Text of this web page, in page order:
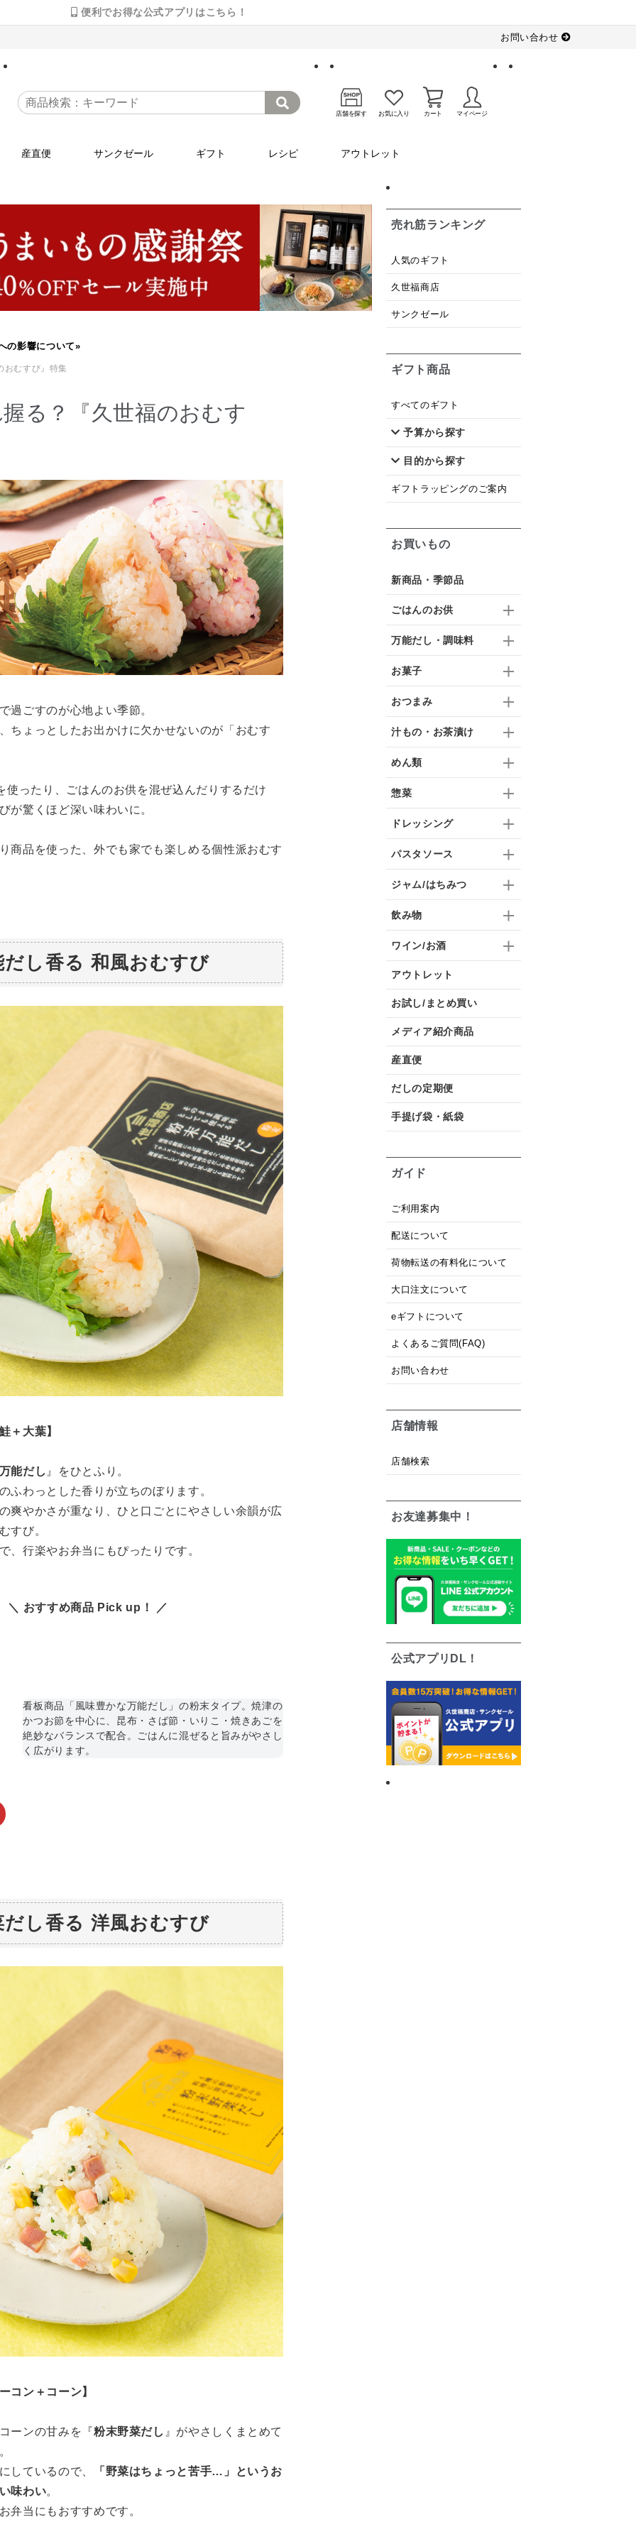
便利でお得な公式アプリはこちら！
お問い合わせ
店舗を探す お気に入り カート マイページ
産直便 サンクゼール ギフト レシピ アウトレット
の影響について»
むすび』特集
る？『久世福のおむす
過ごすのが心地よい季節。
ちょっとしたお出かけに欠かせないのが「おむす
使ったり、ごはんのお供を混ぜ込んだりするだけ
が驚くほど深い味わいに。
商品を使った、外でも家でも楽しめる個性派おむす
だし香る 和風おむすび
＋大葉】
能だし 』をひとふり。
ふわっとした香りが立ちのぼります。
爽やかさが重なり、ひと口ごとにやさしい余韻が広
すび。
、行楽やお弁当にもぴったりです。
＼ おすすめ商品 Pick up！ ／
看板商品「風味豊かな万能だし」の粉末タイプ。焼津の
かつお節を中心に、昆布・さば節・いりこ・焼きあごを
絶妙なバランスで配合。ごはんに混ぜると旨みがやさし
く広がります。
だし香る 洋風おむすび
コン＋コーン】
ーンの甘みを『粉末野菜だし 』がやさしくまとめて
しているので、
「野菜はちょっと苦手…」というお
味わい。
弁当にもおすすめです。
売れ筋ランキング
人気のギフト
久世福商店
サンクゼール
ギフト商品
すべてのギフト
予算から探す
目的から探す
ギフトラッピングのご案内
お買いもの
新商品・季節品
ごはんのお供
万能だし・調味料
お菓子
おつまみ
汁もの・お茶漬け
めん類
惣菜
ドレッシング
パスタソース
ジャム/はちみつ
飲み物
ワイン/お酒
アウトレット
お試し/まとめ買い
メディア紹介商品
産直便
だしの定期便
手提げ袋・紙袋
ガイド
ご利用案内
配送について
荷物転送の有料化について
大口注文について
eギフトについて
よくあるご質問(FAQ)
お問い合わせ
店舗情報
店舗検索
お友達募集中！
公式アプリDL！